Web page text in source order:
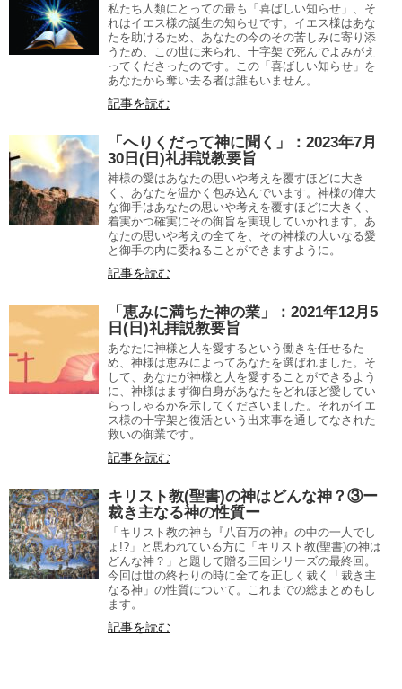
私たち人類にとっての最も「喜ばしい知らせ」、そ
れはイエス様の誕生の知らせです。イエス様はあな
たを助けるため、あなたの今のその苦しみに寄り添
うため、この世に来られ、十字架で死んでよみがえ
ってくださったのです。この「喜ばしい知らせ」を
あなたから奪い去る者は誰もいません。
記事を読む
「へりくだって神に聞く」：2023年7月
30日(日)礼拝説教要旨
神様の愛はあなたの思いや考えを覆すほどに大き
く、あなたを温かく包み込んでいます。神様の偉大
な御手はあなたの思いや考えを覆すほどに大きく、
着実かつ確実にその御旨を実現していかれます。あ
なたの思いや考えの全てを、その神様の大いなる愛
と御手の内に委ねることができますように。
記事を読む
「恵みに満ちた神の業」：2021年12月5
日(日)礼拝説教要旨
あなたに神様と人を愛するという働きを任せるた
め、神様は恵みによってあなたを選ばれました。そ
して、あなたが神様と人を愛することができるよう
に、神様はまず御自身があなたをどれほど愛してい
らっしゃるかを示してくださいました。それがイエ
ス様の十字架と復活という出来事を通してなされた
救いの御業です。
記事を読む
キリスト教(聖書)の神はどんな神？③ー
裁き主なる神の性質ー
「キリスト教の神も『八百万の神』の中の一人でし
ょ!?」と思われている方に「キリスト教(聖書)の神は
どんな神？」と題して贈る三回シリーズの最終回。
今回は世の終わりの時に全てを正しく裁く「裁き主
なる神」の性質について。これまでの総まとめもし
ます。
記事を読む